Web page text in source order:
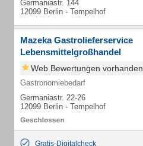
Germaniastr. 144
12099 Berlin - Tempelhof
Mazeka Gastrolieferservice
Lebensmittelgroßhandel
Web Bewertungen vorhanden
Gastronomiebedarf
Germaniastr. 22-26
12099 Berlin - Tempelhof
Gratis-Digitalcheck